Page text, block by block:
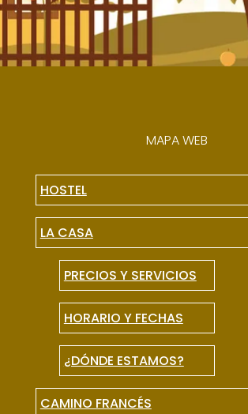
MAPA WEB
HOSTEL
LA CASA
PRECIOS Y SERVICIOS
HORARIO Y FECHAS
¿DÓNDE ESTAMOS?
CAMINO FRANCÉS